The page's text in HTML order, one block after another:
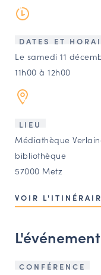
Agenda
Annuaire
OFFRES
OUTILS EN
Espace
DATES ET
Le samedi 11
11h00 à 12h00
LIEU
Médiathèque
bibliothèque
57000 Metz
VOIR
L'événement
CONFÉRENCE